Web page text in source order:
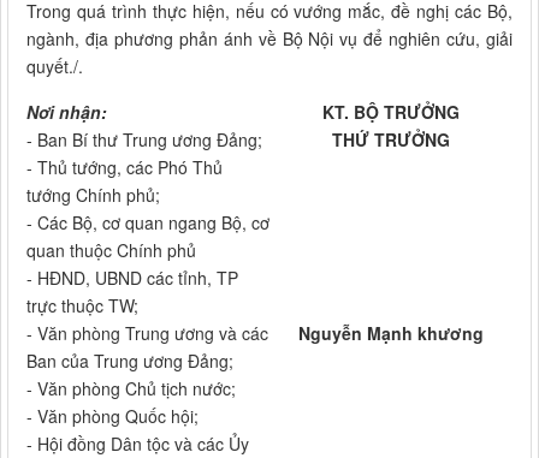
Trong quá trình thực hiện, nếu có vướng mắc, đề nghị các Bộ,
ngành, địa phương phản ánh về Bộ Nội vụ để nghiên cứu, giải
quyết./.
Nơi nhận:
- Ban Bí thư Trung ương Đảng;
- Thủ tướng, các Phó Thủ
tướng Chính phủ;
- Các Bộ, cơ quan ngang Bộ, cơ
quan thuộc Chính phủ
- HĐND, UBND các tỉnh, TP
trực thuộc TW;
- Văn phòng Trung ương và các
Ban của Trung ương Đảng;
- Văn phòng Chủ tịch nước;
- Văn phòng Quốc hội;
- Hội đồng Dân tộc và các Ủy
KT. BỘ TRƯỞNG
THỨ TRƯỞNG
Nguyễn Mạnh khương